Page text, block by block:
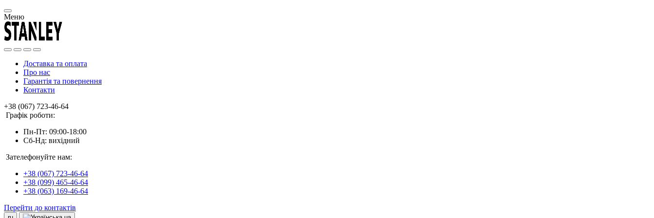
Меню
Доставка та оплата
Про нас
Гарантія та повернення
Контакти
+38 (067) 723-46-64
Графік роботи:
Пн-Пт: 09:00-18:00
Сб-Нд: вихідний
Зателефонуйте нам:
+38 (067) 723-46-64
+38 (099) 465-46-64
+38 (063) 169-46-64
Перейти до контактів